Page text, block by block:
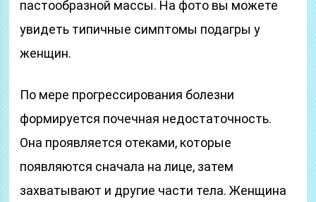
пастообразной массы. На фото вы можете
увидеть типичные симптомы подагры у
женщин.
По мере прогрессирования болезни
формируется почечная недостаточность.
Она проявляется отеками, которые
появляются сначала на лице, затем
захватывают и другие части тела. Женщина